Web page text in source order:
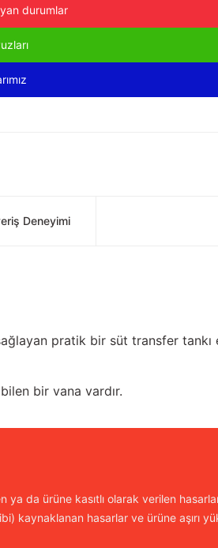
durumlar
Deneyimi
pratik bir süt transfer tankı
bir vana vardır.
da ürüne kasıtlı olarak verilen
kaynaklanan hasarlar ve ürüne aşırı